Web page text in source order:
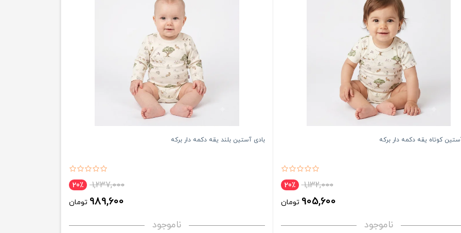
کوتاه یقه دکمه دار برکه
1,132,000 20٪
905,600 تومان
ناموجود
بادی آستین بلند یقه دکمه دار برکه
1,237,000 20٪
989,600 تومان
ناموجود